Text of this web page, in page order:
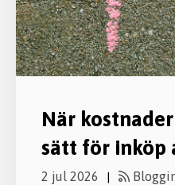
När
sätt för
2 jul 2026 |